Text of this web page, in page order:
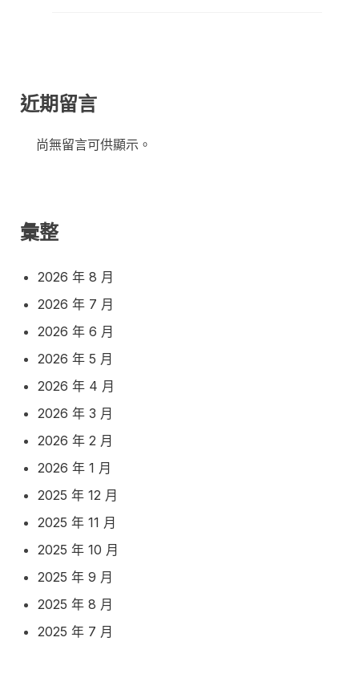
近期留言
尚無留言可供顯示。
彙整
2026 年 8 月
2026 年 7 月
2026 年 6 月
2026 年 5 月
2026 年 4 月
2026 年 3 月
2026 年 2 月
2026 年 1 月
2025 年 12 月
2025 年 11 月
2025 年 10 月
2025 年 9 月
2025 年 8 月
2025 年 7 月